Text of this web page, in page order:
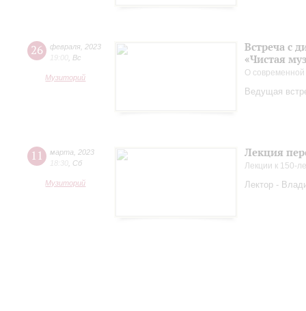
26 февраля 2023
19:00 Вс
Музиторий
Встреча с
«Чистая
О
Ведущая
11 марта
2023
18:30 Сб
Музиторий
Лекция
Лекции к 150-
Лектор -